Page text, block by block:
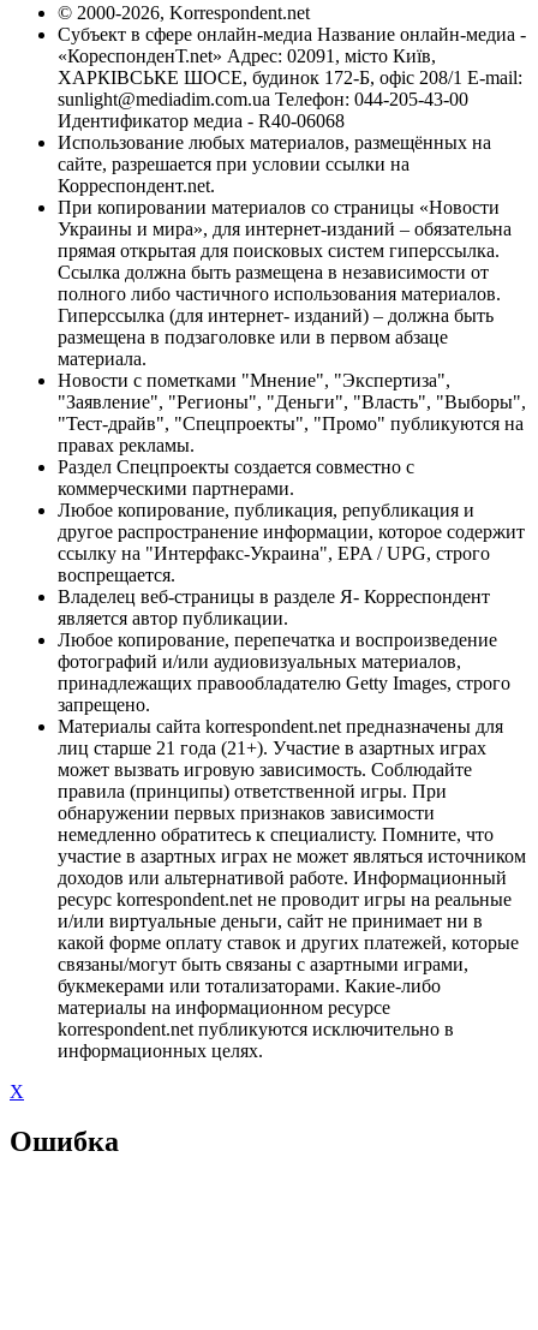
© 2000-2026, Korrespondent.net
Субъект в сфере онлайн-медиа Название онлайн-медиа -
«КореспонденТ.net» Адрес: 02091, місто Київ,
ХАРКІВСЬКЕ ШОСЕ, будинок 172-Б, офіс 208/1 E-mail:
sunlight@mediadim.com.ua Телефон: 044-205-43-00
Идентификатор медиа - R40-06068
Использование любых материалов, размещённых на
сайте, разрешается при условии ссылки на
Корреспондент.net.
При копировании материалов со страницы «Новости
Украины и мира», для интернет-изданий – обязательна
прямая открытая для поисковых систем гиперссылка.
Ссылка должна быть размещена в независимости от
полного либо частичного использования материалов.
Гиперссылка (для интернет- изданий) – должна быть
размещена в подзаголовке или в первом абзаце
материала.
Новости с пометками "Мнение", "Экспертиза",
"Заявление", "Регионы", "Деньги", "Власть", "Выборы",
"Тест-драйв", "Спецпроекты", "Промо" публикуются на
правах рекламы.
Раздел Спецпроекты создается совместно с
коммерческими партнерами.
Любое копирование, публикация, републикация и
другое распространение информации, которое содержит
ссылку на "Интерфакс-Украина", EPA / UPG, строго
воспрещается.
Владелец веб-страницы в разделе Я- Корреспондент
является автор публикации.
Любое копирование, перепечатка и воспроизведение
фотографий и/или аудиовизуальных материалов,
принадлежащих правообладателю Getty Images, строго
запрещено.
Материалы сайта korrespondent.net предназначены для
лиц старше 21 года (21+). Участие в азартных играх
может вызвать игровую зависимость. Соблюдайте
правила (принципы) ответственной игры. При
обнаружении первых признаков зависимости
немедленно обратитесь к специалисту. Помните, что
участие в азартных играх не может являться источником
доходов или альтернативой работе. Информационный
ресурс korrespondent.net не проводит игры на реальные
и/или виртуальные деньги, сайт не принимает ни в
какой форме оплату ставок и других платежей, которые
связаны/могут быть связаны с азартными играми,
букмекерами или тотализаторами. Какие-либо
материалы на информационном ресурсе
korrespondent.net публикуются исключительно в
информационных целях.
X
Ошибка